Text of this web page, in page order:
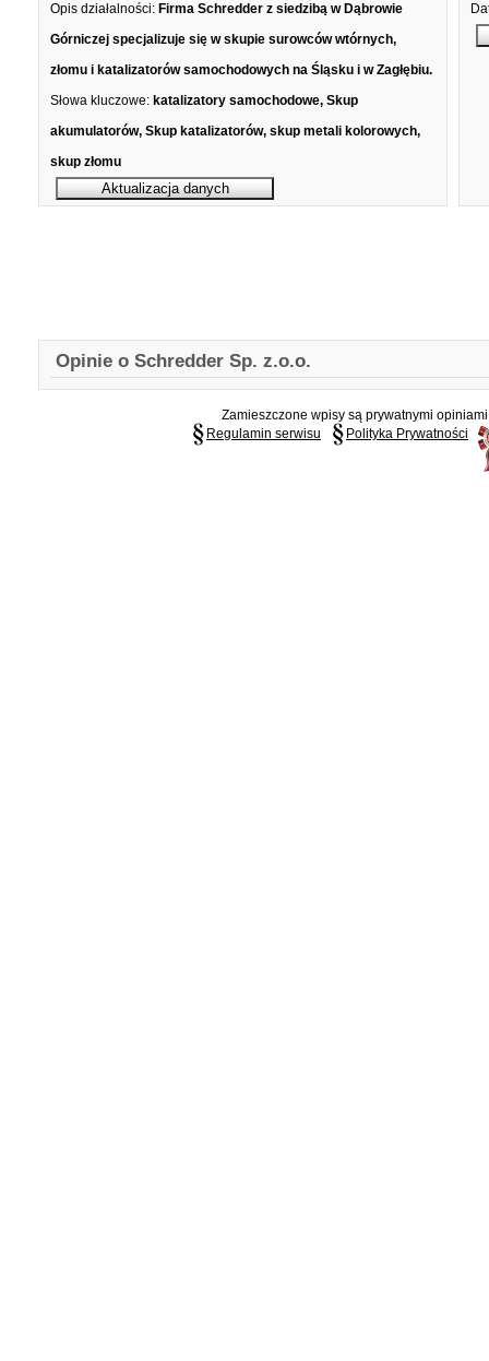
Opis działalności: Firma Schredder z siedzibą w Dąbrowie
Górniczej specjalizuje się w skupie surowców wtórnych,
złomu i katalizatorów samochodowych na Śląsku i w Zagłębiu.
Słowa kluczowe: katalizatory samochodowe, Skup
akumulatorów, Skup katalizatorów, skup metali kolorowych,
skup złomu
Opinie o Schredder Sp. z.o.o.
Zamieszczone wpisy są prywatnymi
Regulamin serwisu
Polityka Prywatności